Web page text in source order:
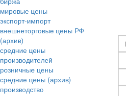
мировые цены
экспорт-импорт
внешнеторговые цены РФ
(архив)
средние цены
производителей
розничные цены
средние цены (архив)
производство